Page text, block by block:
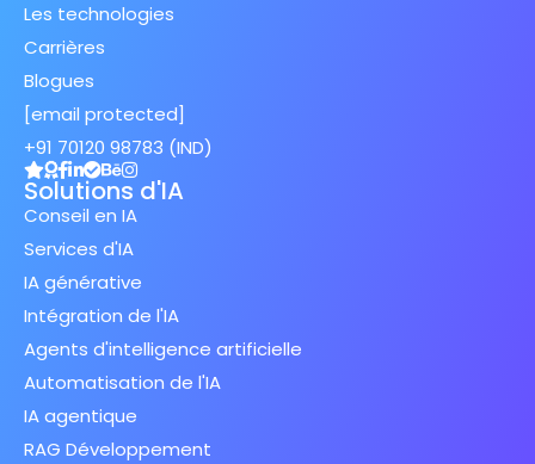
Les technologies
Carrières
Blogues
[email protected]
+91 70120 98783 (IND)
Solutions d'IA
Conseil en IA
Services d'IA
IA générative
Intégration de l'IA
Agents d'intelligence artificielle
Automatisation de l'IA
IA agentique
RAG Développement